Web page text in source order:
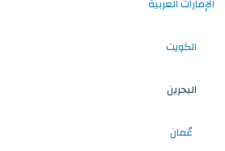
الإمارات العربية
الكويت
البحرين
عُمان